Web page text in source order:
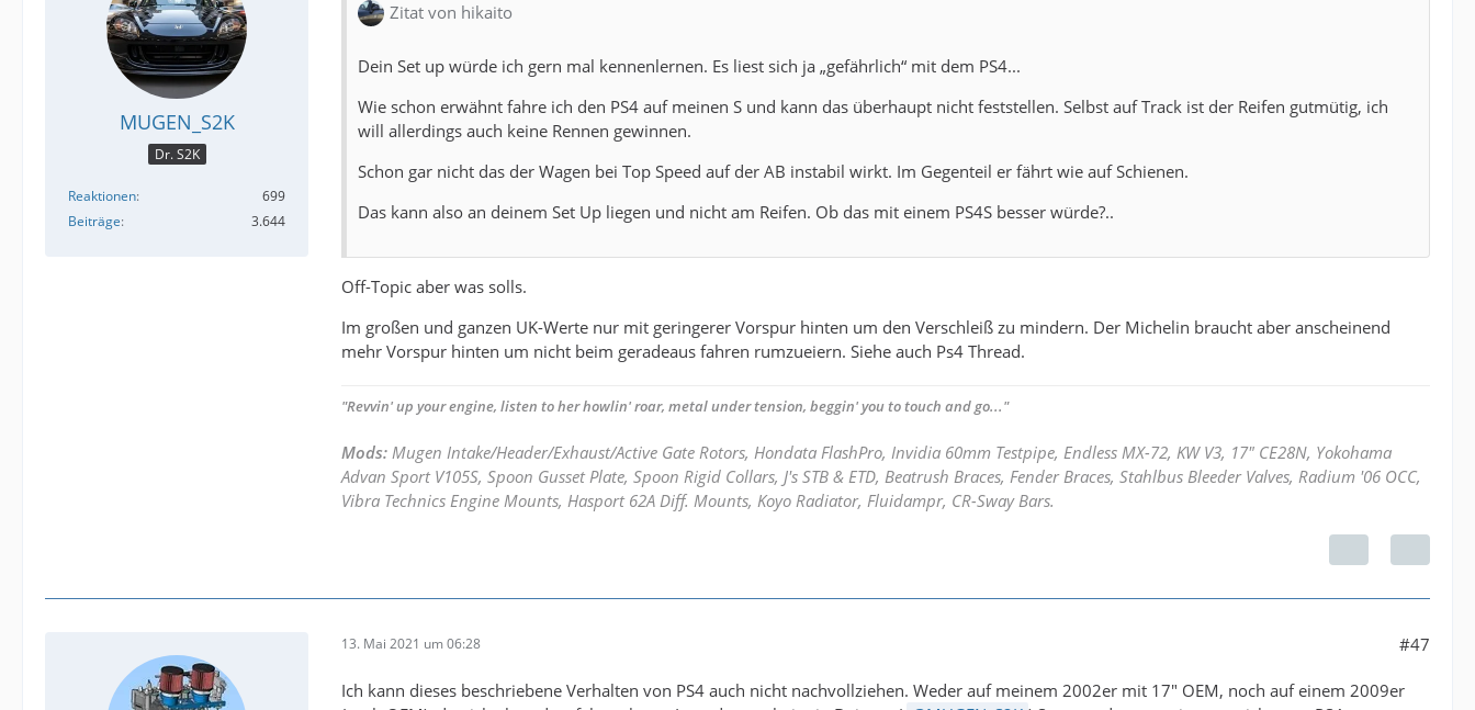
MUGEN_S2K
Dr. S2K
Reaktionen
699
Beiträge
3.644
Zitat von hikaito
Dein Set up würde ich gern mal kennenlernen. Es liest sich ja „gefährlich“ mit dem PS4...
Wie schon erwähnt fahre ich den PS4 auf meinen S und kann das überhaupt nicht feststellen. Selbst auf Track ist der Reifen gutmütig, ich
will allerdings auch keine Rennen gewinnen.
Schon gar nicht das der Wagen bei Top Speed auf der AB instabil wirkt. Im Gegenteil er fährt wie auf Schienen.
Das kann also an deinem Set Up liegen und nicht am Reifen. Ob das mit einem PS4S besser würde?..
Off-Topic aber was solls.
Im großen und ganzen UK-Werte nur mit geringerer Vorspur hinten um den Verschleiß zu mindern. Der Michelin braucht aber anscheinend
mehr Vorspur hinten um nicht beim geradeaus fahren rumzueiern. Siehe auch Ps4 Thread.
"Revvin' up your engine, listen to her howlin' roar, metal under tension, beggin' you to touch and go..."
Mods: Mugen Intake/Header/Exhaust/Active Gate Rotors, Hondata FlashPro, Invidia 60mm Testpipe, Endless MX-72, KW V3, 17" CE28N, Yokohama
Advan Sport V105S, Spoon Gusset Plate, Spoon Rigid Collars, J's STB & ETD, Beatrush Braces, Fender Braces, Stahlbus Bleeder Valves, Radium '06 OCC,
Vibra Technics Engine Mounts, Hasport 62A Diff. Mounts, Koyo Radiator, Fluidampr, CR-Sway Bars.
13. Mai 2021 um 06:28 #47
Ich kann dieses beschriebene Verhalten von PS4 auch nicht nachvollziehen. Weder auf meinem 2002er mit 17" OEM, noch auf einem 2009er